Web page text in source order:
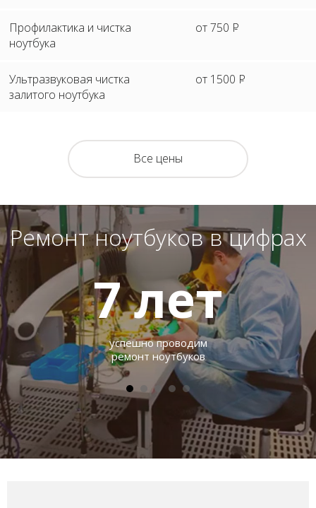
Профилактика и чистка
ноутбука
от 750 Р
Ультразвуковая чистка
залитого ноутбука
от 1500 Р
Все цены
Ремонт ноутбуков в цифрах
7лет
успешно проводим
ремонт ноутбуков